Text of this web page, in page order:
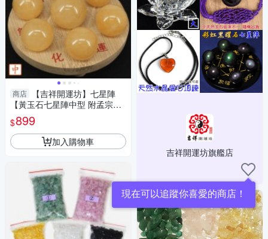
商店
【吉祥開運坊】七星陣
【黃玉石七星陣中型 附孟宗竹
底盤 開運 招財 招偏財】淨化
$899
加入購物車
吉祥開運坊旗艦店
現在可以追蹤你喜愛的商店！